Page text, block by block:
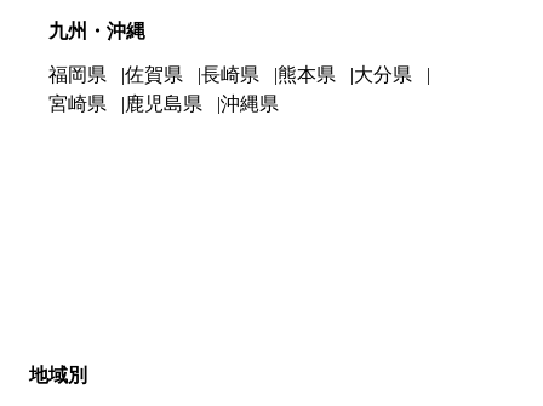
九州・沖縄
福岡県 佐賀県 長崎県 熊本県
大分県
宮崎県
鹿児島県 沖縄県
地域別